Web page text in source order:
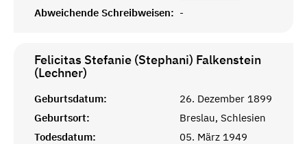
Abweichende Schreibweisen: -
Felicitas Stefanie (Stephani) Falkenstein
(Lechner)
Geburtsdatum:
26. Dezember 1899
Geburtsort:
Breslau, Schlesien
Todesdatum:
05. März 1949